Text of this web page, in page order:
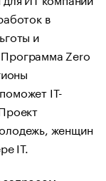
в
и
Zero
IT-
женщин
IT.